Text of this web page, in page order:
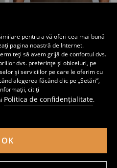
pentru a vă oferi cea mai bună
pagina noastră de Internet.
să avem grijă de confortul dvs.
dvs. preferințe și obiceiuri, pe
și serviciilor pe care le oferim cu
alegerea făcând clic pe „Setări”,
citiți
Politica de confidențialitate.
OK
Tricou cu mânecă scurtă
10 ,99 RON
Preț normal 17,99
Cel mai mic preț din ultimele 30 de zile